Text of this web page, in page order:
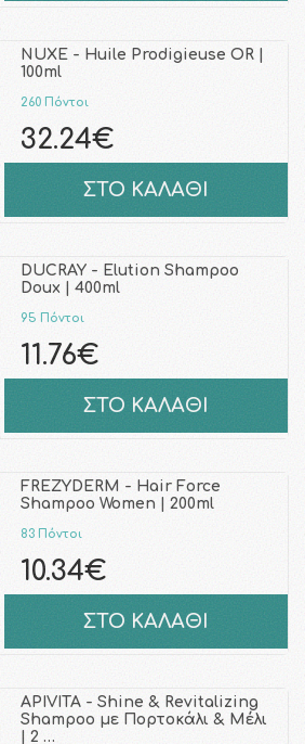
NUXE - Huile Prodigieuse OR |
100ml
260 Πόντοι
32.24€
ΣΤΟ ΚΑΛΑΘΙ
DUCRAY - Elution Shampoo
Doux | 400ml
95 Πόντοι
11.76€
ΣΤΟ ΚΑΛΑΘΙ
FREZYDERM - Hair Force
Shampoo Women | 200ml
83 Πόντοι
10.34€
ΣΤΟ ΚΑΛΑΘΙ
APIVITA - Shine & Revitalizing
Shampoo με Πορτοκάλι & Μέλι
| 2 …